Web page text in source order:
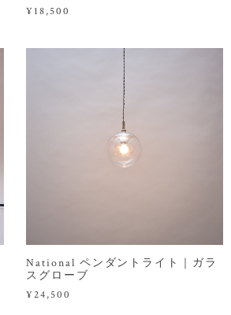
¥18,500
National ペンダントライト｜ガラ
スグローブ
¥24,500